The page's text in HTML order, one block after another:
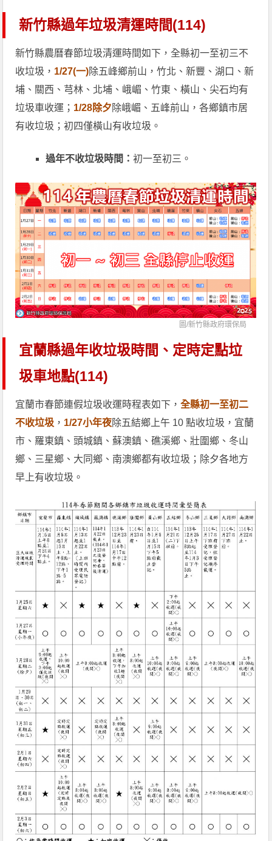
新竹縣過年垃圾清運時間(114)
新竹縣農曆春節垃圾清運時間如下，全縣初一至初三不
收垃圾， 1/27(一)除五峰鄉前山，竹北、新豐、湖口、新
埔、關西、芎林、北埔、峨嵋、竹東、橫山、尖石均有
垃圾車收運； 1/28除夕除峨嵋、五峰前山，各鄉鎮市居
有收垃圾；初四僅橫山有收垃圾。
過年不收垃圾時間：初一至初三。
圖/新竹縣政府環保局
宜蘭縣過年收垃圾時間、定時定點垃
圾車地點(114)
宜蘭市春節連假垃圾收運時程表如下，全縣初一至初二
不收垃圾 ， 1/27小年夜除五結鄉上午 10 點收垃圾，宜蘭
市、羅東鎮、頭城鎮、蘇澳鎮、礁溪鄉、壯圍鄉、冬山
鄉、三星鄉、大同鄉、南澳鄉都有收垃圾；除夕各地方
早上有收垃圾。